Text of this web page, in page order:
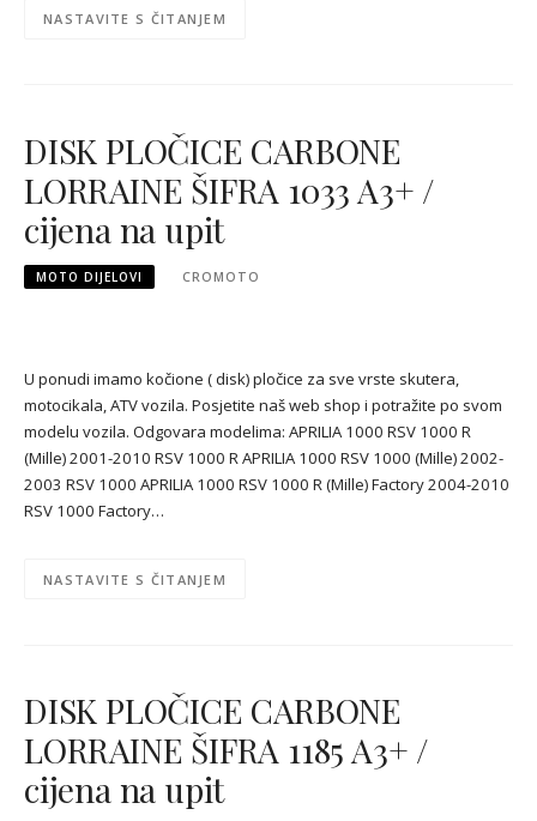
NASTAVITE S ČITANJEM
DISK PLOČICE CARBONE
LORRAINE ŠIFRA 1033 A3+ /
cijena na upit
MOTO DIJELOVI CROMOTO
U ponudi imamo kočione ( disk) pločice za sve vrste skutera,
motocikala, ATV vozila. Posjetite naš web shop i potražite po svom
modelu vozila. Odgovara modelima: APRILIA 1000 RSV 1000 R
(Mille) 2001-2010 RSV 1000 R APRILIA 1000 RSV 1000 (Mille) 2002-
2003 RSV 1000 APRILIA 1000 RSV 1000 R (Mille) Factory 2004-2010
RSV 1000 Factory…
NASTAVITE S ČITANJEM
DISK PLOČICE CARBONE
LORRAINE ŠIFRA 1185 A3+ /
cijena na upit